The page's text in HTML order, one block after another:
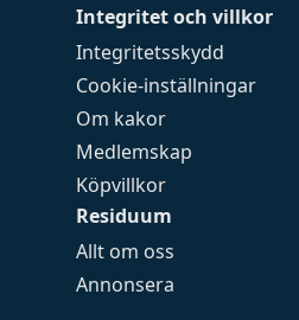
Integritet och villkor
Integritetsskydd
Cookie-inställningar
Om kakor
Medlemskap
Köpvillkor
Residuum
Allt om oss
Annonsera